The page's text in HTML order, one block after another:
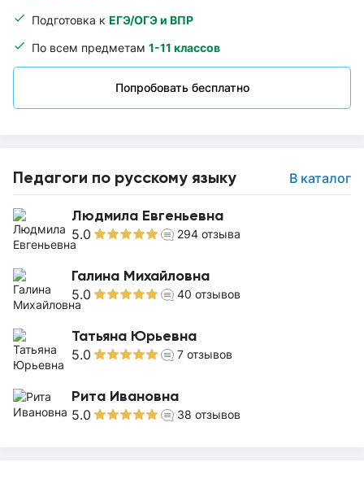
Подготовка к ЕГЭ/ОГЭ и ВПР
По всем предметам 1-11 классов
Попробовать бесплатно
Педагоги по русскому языку В каталог
Людмила Евгеньевна
5.0 294 отзыва
Галина Михайловна
5.0 40 отзывов
Татьяна Юрьевна
5.0 7 отзывов
Рита Ивановна
5.0 38 отзывов